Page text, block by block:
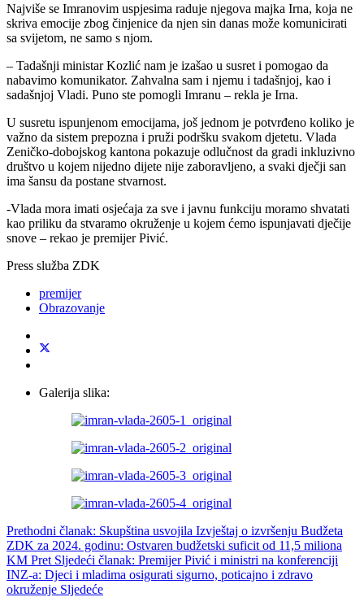
Najviše se Imranovim uspjesima raduje njegova majka Irna, koja ne
skriva emocije zbog činjenice da njen sin danas može komunicirati
sa svijetom, ne samo s njom.
– Tadašnji ministar Kozlić nam je izašao u susret i pomogao da
nabavimo komunikator. Zahvalna sam i njemu i tadašnjoj, kao i
sadašnjoj Vladi. Puno ste pomogli Imranu – rekla je Irna.
U susretu ispunjenom emocijama, još jednom je potvrđeno koliko je
važno da sistem prepozna i pruži podršku svakom djetetu. Vlada
Zeničko-dobojskog kantona pokazuje odlučnost da gradi inkluzivno
društvo u kojem nijedno dijete nije zaboravljeno, a svaki dječji san
ima šansu da postane stvarnost.
-Vlada mora imati osjećaja za sve i javnu funkciju moramo shvatati
kao priliku da stvaramo okruženje u kojem ćemo ispunjavati dječije
snove – rekao je premijer Pivić.
Press služba ZDK
premijer
Obrazovanje
Galerija slika:
Prethodni članak: Skupština usvojila Izvještaj o izvršenju Budžeta
ZDK za 2024. godinu: Ostvaren budžetski suficit od 11,5 miliona
KM Pret Sljedeći članak: Premijer Pivić i ministri na konferenciji
INZ-a: Djeci i mladima osigurati sigurno, poticajno i zdravo
okruženje Sljedeće